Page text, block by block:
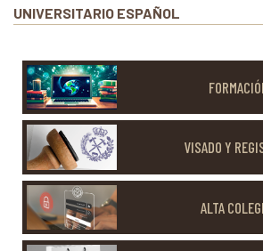
UNIVERSITARIO ESPAÑOL
VISADO Y
ALTA